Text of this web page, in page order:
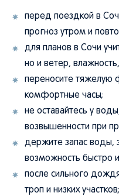
перед поездкой в
прогноз утром и
для планов в Сочи
но и ветер,
переносите тяжелую
комфортные часы;
не оставайтесь у
возвышенности при
держите запас воды,
возможность быстро
после сильного
троп и низких участков;